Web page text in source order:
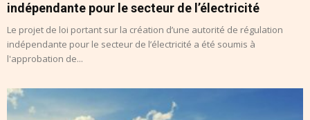
indépendante pour le secteur de l’électricité
Le projet de loi portant sur la création d’une autorité de régulation
indépendante pour le secteur de l’électricité a été soumis à
l'approbation de...